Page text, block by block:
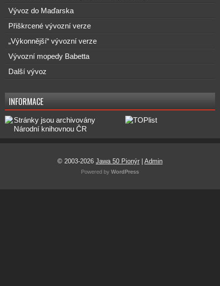
Vývoz do Maďarska
Přiškrcené vývozní verze
„Výkonnější“ vývozní verze
Vývozní mopedy Babetta
Další vývoz
INFORMACE
© 2003-2026 Jawa 50 Pionýr Admin
Powered by WordPress